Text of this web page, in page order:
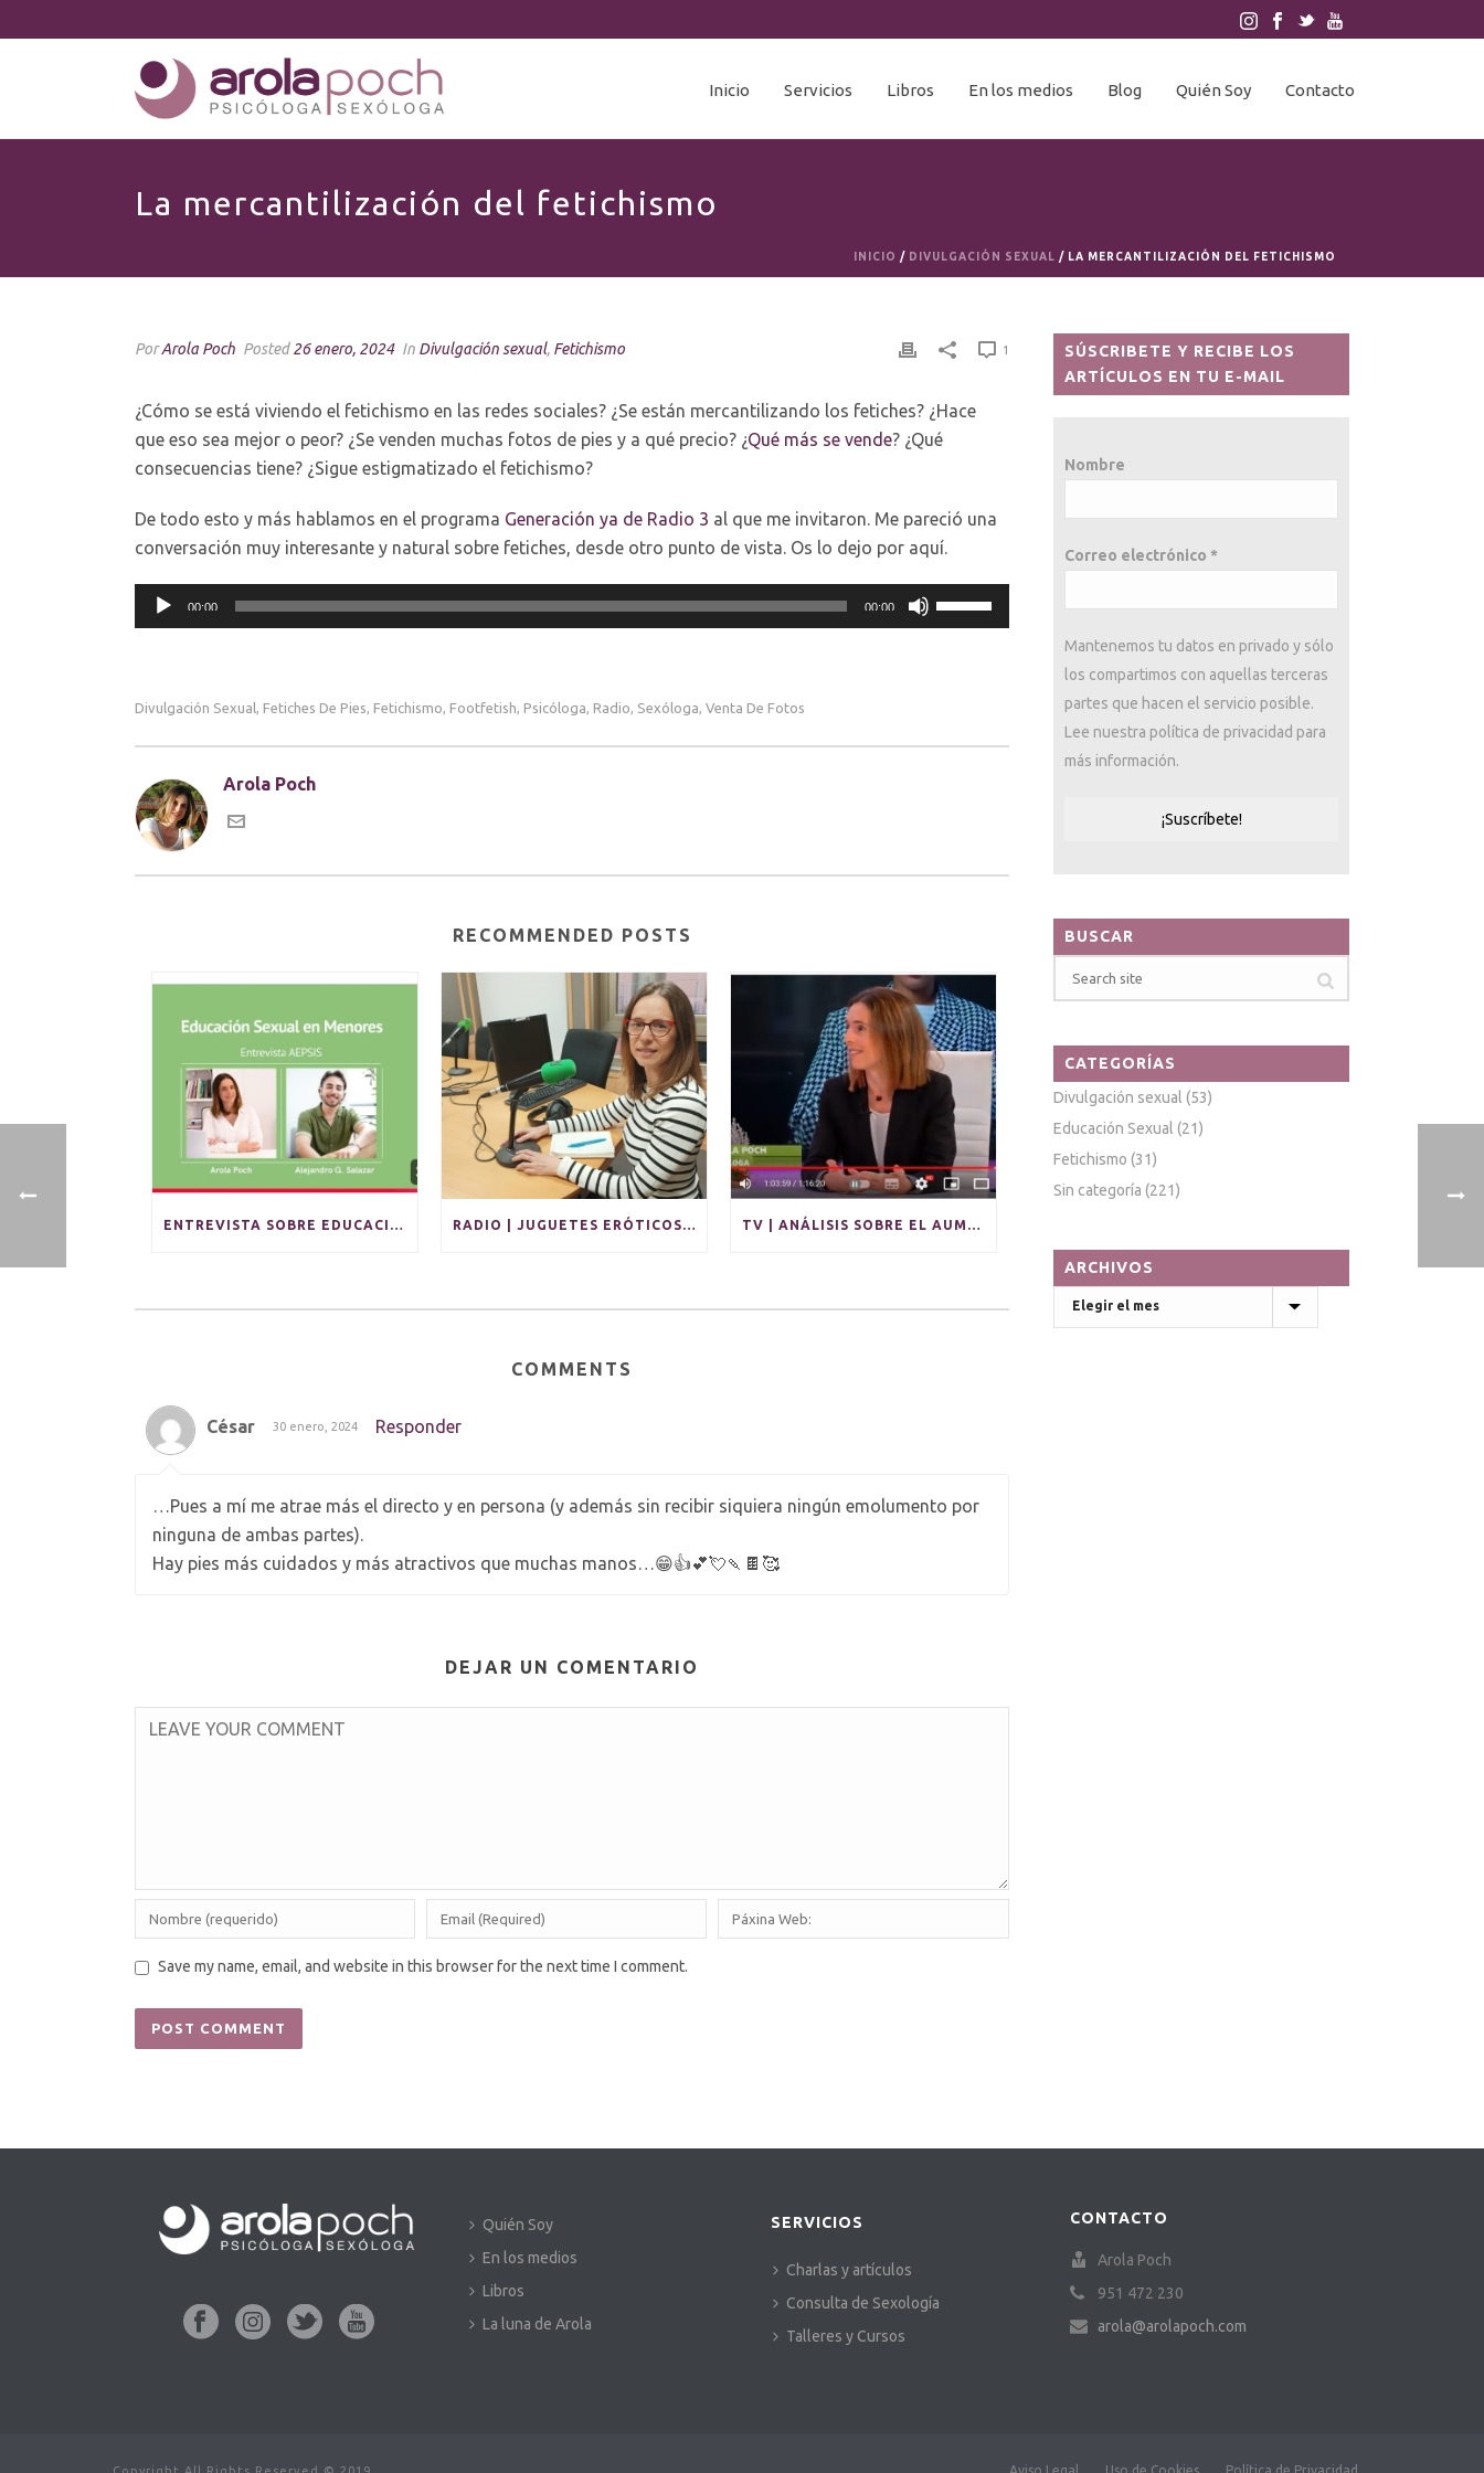
Inicio Servicios Libros En los medios Blog Quién Soy Contacto
La mercantilización del fetichismo
INICIO / DIVULGACIÓN SEXUAL / LA MERCANTILIZACIÓN DEL FETICHISMO
PorArola Poch Posted26 enero, 2024 In Divulgación sexual, Fetichismo 1
¿Cómo se está viviendo el fetichismo en las redes sociales? ¿Se están mercantilizando los fetiches? ¿Hace
que eso sea mejor o peor? ¿Se venden muchas fotos de pies y a qué precio? ¿Qué más se vende? ¿Qué
consecuencias tiene? ¿Sigue estigmatizado el fetichismo?
De todo esto y más hablamos en el programa Generación ya de Radio 3 al que me invitaron. Me pareció una
conversación muy interesante y natural sobre fetiches, desde otro punto de vista. Os lo dejo por aquí.
Reproductor
de
00:00 00:00
las
Divulgación Sexual , Fetiches De Pies, Fetichismo, Footfetish, Psicóloga, Radio, Sexóloga, Venta De Fotos
Arola Poch
RECOMMENDED POSTS
ENTREVISTA SOBRE EDUCACIÓN SEXUAL RADIO | JUGUETES ERÓTICOS: PLACER Y AUTOCONOCIMIENTO EN SOLITARIO Y PARA PAREJAS TV | ANÁLISIS SOBRE EL AUMENTO DE CONTAGIOS DE ITS
COMMENTS
César 30 enero, 2024 Responder
…Pues a mí me atrae más el directo y en persona (y además sin recibir siquiera ningún emolumento por
ninguna de ambas partes).
Hay pies más cuidados y más atractivos que muchas manos…😁👍💕💘🍡🍫🥰
DEJAR UN COMENTARIO
Save my name, email, and website in this browser for the next time I comment.
SÚSCRIBETE Y RECIBE LOS
ARTÍCULOS EN TU E-MAIL
Nombre
Correo electrónico *
Mantenemos tu datos en privado y sólo
los compartimos con aquellas terceras
partes que hacen el servicio posible.
Lee nuestra política de privacidad para
más información.
BUSCAR
CATEGORÍAS
Divulgación sexual (53)
Educación Sexual (21)
Fetichismo (31)
Sin categoría (221)
ARCHIVOS
Archivos
Quién Soy
En los medios
Libros
La luna de Arola
SERVICIOS
Charlas y artículos
Consulta de Sexología
Talleres y Cursos
CONTACTO
Arola Poch
951 472 230
arola@arolapoch.com